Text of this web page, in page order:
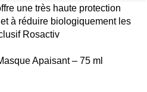
une très haute protection
à réduire biologiquement les
Rosactiv
Apaisant – 75 ml